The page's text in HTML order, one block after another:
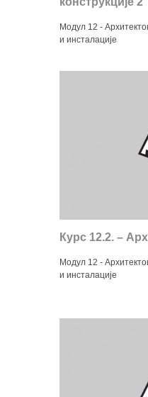
Модул 12 -
и инсталације
Курс 12.2. –
Модул 12 -
и инсталације